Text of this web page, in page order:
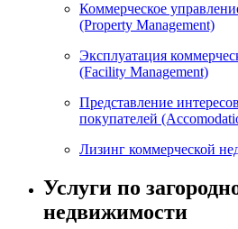
Коммерческое
(Property Management)
Эксплуатация
(Facility Management)
Представление
покупателей
Лизинг коммерческой
Услуги по
недвижимости